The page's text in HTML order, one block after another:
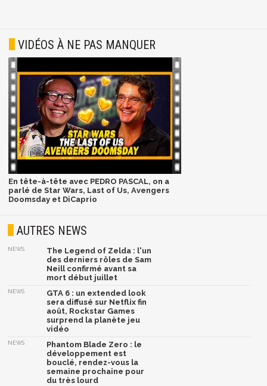
VIDÉOS À NE PAS MANQUER
En tête-à-tête avec PEDRO PASCAL, on a
parlé de Star Wars, Last of Us, Avengers
Doomsday et DiCaprio
AUTRES NEWS
NEWS
The Legend of Zelda : l'un
des derniers rôles de Sam
Neill confirmé avant sa
mort début juillet
NEWS
GTA 6 : un extended look
sera diffusé sur Netflix fin
août, Rockstar Games
surprend la planète jeu
vidéo
NEWS
Phantom Blade Zero : le
développement est
bouclé, rendez-vous la
semaine prochaine pour
du très lourd